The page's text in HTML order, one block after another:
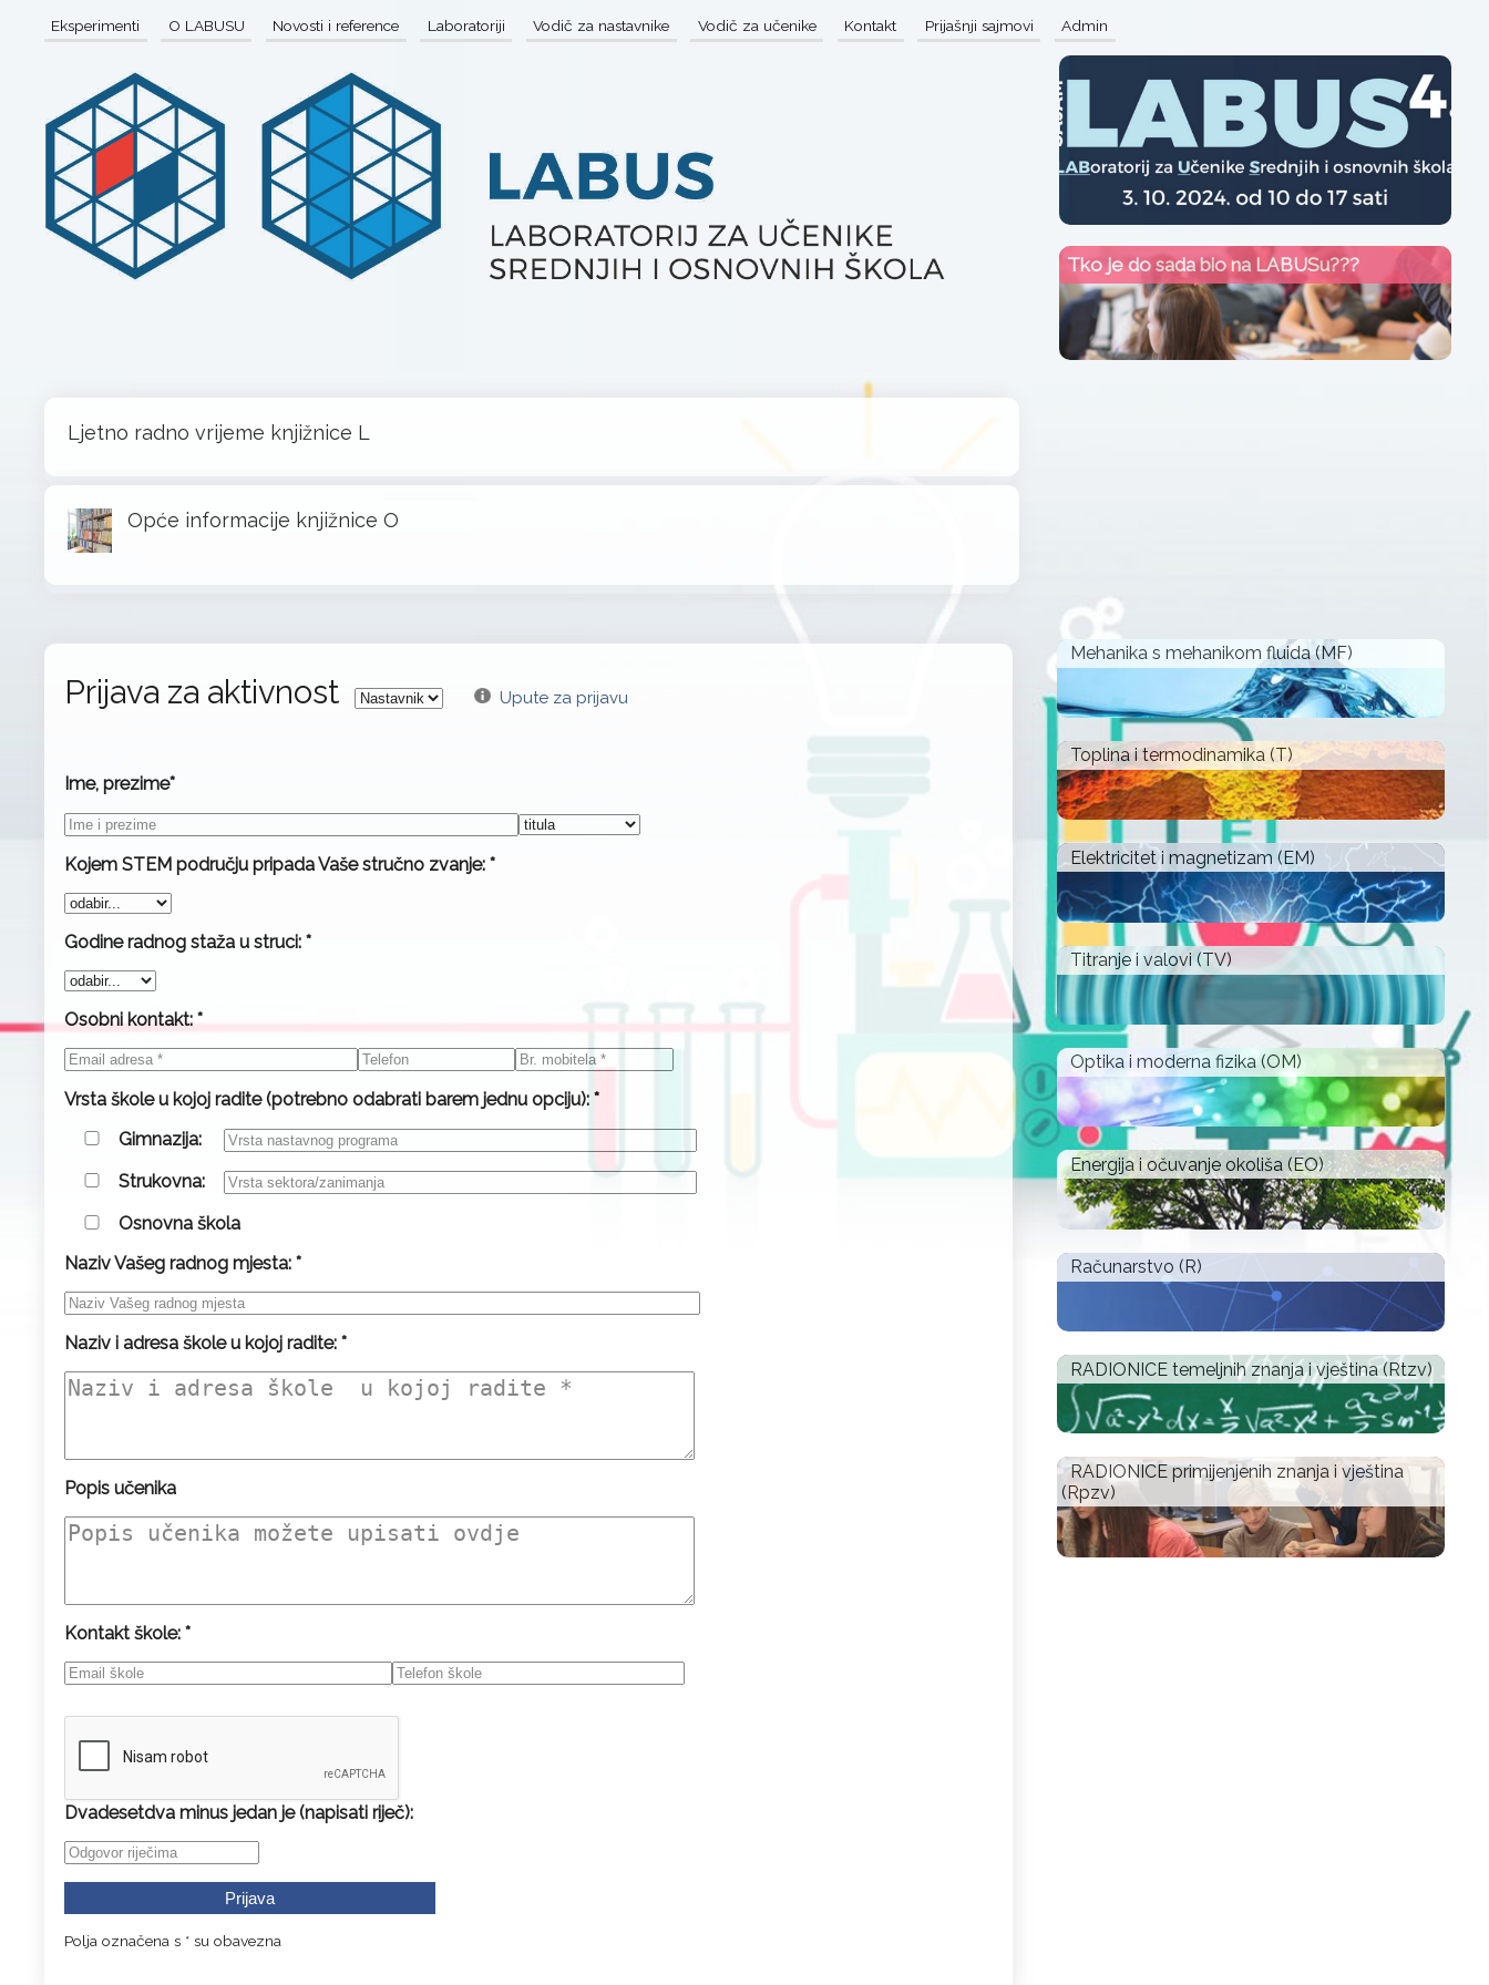
Eksperimenti O LABUSU Novosti i reference Laboratoriji Vodič za nastavnike Vodič za učenike Kontakt Prijašnji sajmovi Admin
Tko je do sada bio na LABUSu???
Ljetno radno vrijeme knjižnice L
Opće informacije knjižnice O
Prijava za aktivnost Upute za prijavu
Ime, prezime*
Kojem STEM području pripada Vaše stručno zvanje: *
Godine radnog staža u struci: *
Osobni kontakt: *
Vrsta škole u kojoj radite (potrebno odabrati barem jednu opciju): *
Gimnazija:
Strukovna:
Osnovna škola
Naziv Vašeg radnog mjesta: *
Naziv i adresa škole u kojoj radite: *
Popis učenika
Kontakt škole: *
Dvadesetdva minus jedan je (napisati riječ):
Polja označena s * su obavezna
Mehanika s mehanikom fluida (MF)
Toplina i termodinamika (T)
Elektricitet i magnetizam (EM)
Titranje i valovi (TV)
Optika i moderna fizika (OM)
Energija i očuvanje okoliša (EO)
Računarstvo (R)
RADIONICE temeljnih znanja i vještina (Rtzv)
RADIONICE primijenjenih znanja i vještina
(Rpzv)